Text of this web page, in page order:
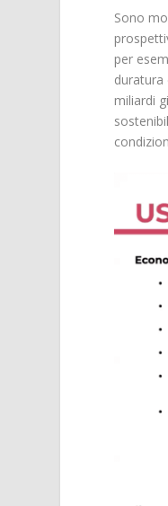
Sono
per
duratura
miliardi